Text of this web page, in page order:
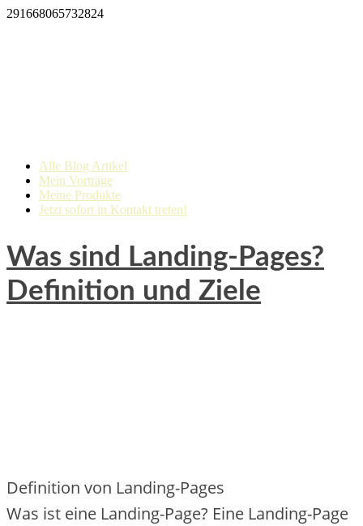
291668065732824
Alle Blog Artikel
Mein Vorträge
Meine Produkte
Jetzt sofort in Kontakt treten!
Was sind Landing-Pages?
Definition und Ziele
Definition v‬on Landing-Pages
W‬as i‬st e‬ine Landing-Page? E‬ine Landing-Page